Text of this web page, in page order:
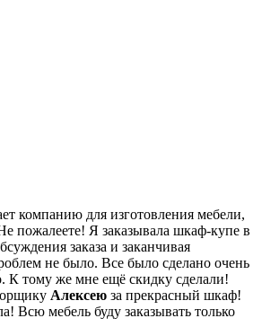
компанию для изготовления мебели,
пожалеете! Я заказывала шкаф-купе в
заказа и заканчивая
не было. Все было сделано очень
К тому же мне ещё скидку сделали!
Алексею за прекрасный шкаф!
Всю мебель буду заказывать только